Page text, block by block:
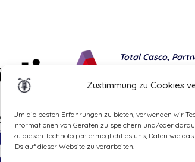
Zustimmung zu Cookies
Um die besten Erfahrungen zu bieten, verwenden wir
Informationen von Geräten zu speichern und/oder
zu diesen Technologien ermöglicht es uns, Daten wie
IDs auf dieser Website zu verarbeiten.
Total Casco,
Methods of